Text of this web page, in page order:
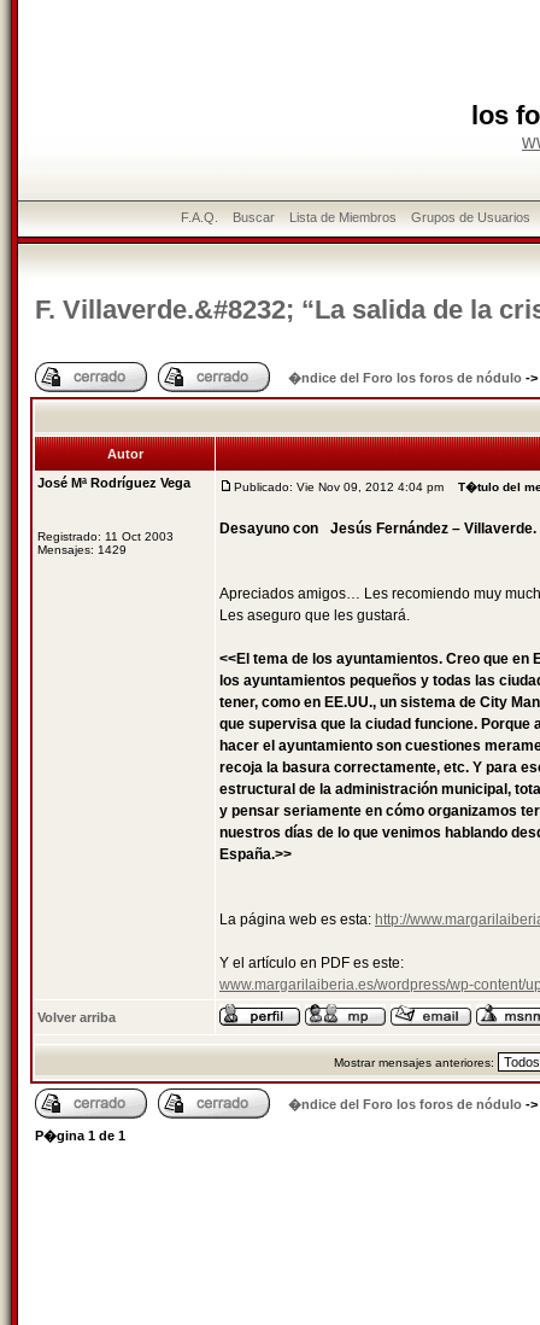
los
F.A.Q. Buscar Lista de Miembros Grupos de Usuarios
F. Villaverde.&#8232; “La salida de la
�ndice del Foro los foros de nódulo ->
Autor
José Mª Rodríguez Vega
Registrado: 11 Oct 2003
Mensajes: 1429
Publicado: Vie Nov 09, 2012 4:04 pm T�tulo del
Desayuno con Jesús Fernández –
Apreciados amigos… Les recomiendo muy
Les aseguro que les gustará.
<<El tema de los ayuntamientos. Creo que
los ayuntamientos pequeños y todas las
tener, como en EE.UU., un sistema de City
que supervisa que la ciudad funcione. Porque
hacer el ayuntamiento son cuestiones
recoja la basura correctamente, etc. Y para
estructural de la administración municipal,
y pensar seriamente en cómo organizamos
nuestros días de lo que venimos hablando
España.>>
La página web es esta: http://
Y el artículo en PDF es este:
www.margarilaiberia.es/wordpress/wp-content/
Volver arriba
Mostrar mensajes anteriores:
�ndice del Foro los foros de nódulo ->
P�gina 1 de 1